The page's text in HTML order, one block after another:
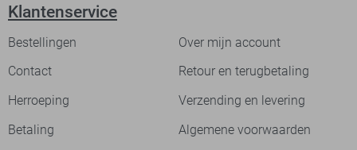
Klantenservice
Bestellingen
Over mijn account
Contact
Retour en terugbetaling
Herroeping
Verzending en levering
Betaling
Algemene voorwaarden